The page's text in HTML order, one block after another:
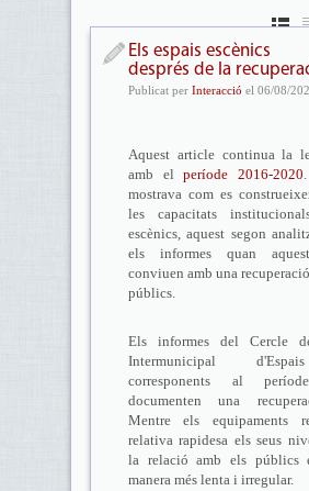
Els espais escènics
després de la
Publicat per Interacció el 06/08/
Aquest article continua la
amb elperíode 2016-2020
mostrava com es
les capacitats
escènics, aquest segon
els informes quan
conviuen amb una
públics.
Els informes del Cercle
Intermunicipal
corresponents al
documenten una
Mentre els equipaments
relativa rapidesa els seus
la relació amb els públics
manera més lenta i irregular.